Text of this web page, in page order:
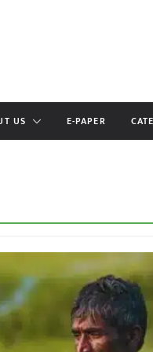
US E-PAPER